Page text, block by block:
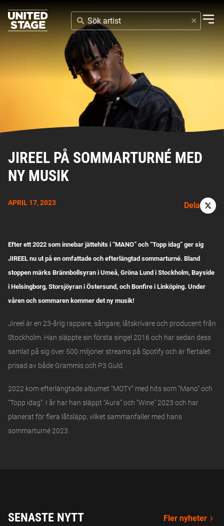
SÖK
ARTIST
JIREEL PÅ SOMMARTURNÉ MED
NY MUSIK
APRIL 17, 2023 Dela
Efter ett 2022 som innebar jättehits i “MANO” och “Topp idag” ger sig
JIREEL nu ut på en omfattade och efterlängtad sommarturné. Bland
stoppen märks Brännbollsyran i Umeå, Gröna Lund i Stockholm, Bayside
i Helsingborg, Storsjöyran i Östersund, och Bonfire i Linköping. Under
våren och sommaren kommer det ny musik!
Jireel är en 23-årig rappare, sångare, låtskrivare och producent från
Stockholm. Han släppte sin första singel 2016 och har sedan dess
samlat på sig över 500 miljoner streams på Spotify och är flertalet
prisad av både Grammis och P3 Guld.
2022 kom efterlängtade albumet “MOTY” med hits som “Mano” och
“Topp idag”. I år har han släppt “Aura” och “Wine” 2023 och har
planerat för flera låtsläpp, vilket sammanfaller med hans
sommarturné 2023.
SENASTE NYTT Fler nyheter